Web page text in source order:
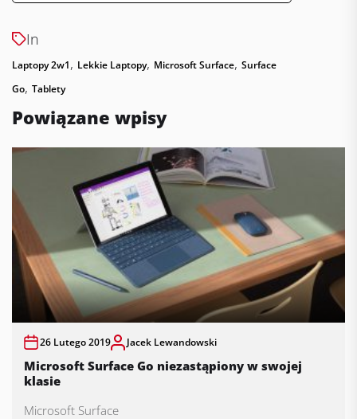
In
Laptopy 2w1, Lekkie Laptopy, Microsoft Surface, Surface
Go, Tablety
Powiązane wpisy
26 Lutego 2019 Jacek Lewandowski
Microsoft Surface Go niezastąpiony w swojej
klasie
Microsoft Surface